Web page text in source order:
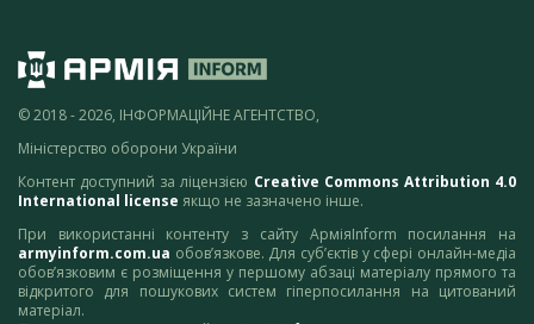
© 2018 - 2026, ІНФОРМАЦІЙНЕ АГЕНТСТВО,
Міністерство оборони України
Контент доступний за ліцензією Creative Commons Attribution 4.0
International license якщо не зазначено інше.
При використанні контенту з сайту АрміяInform посилання на
armyinform.com.ua обов’язкове. Для суб’єктів у сфері онлайн-медіа
обов’язковим є розміщення у першому абзаці матеріалу прямого та
відкритого для пошукових систем гіперпосилання на цитований
матеріал.